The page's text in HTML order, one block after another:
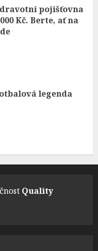
pojišťovna
Kč. Berte, ať na
legenda
Quality